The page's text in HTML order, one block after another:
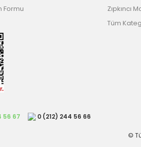
Formu
Zıpkıncı
Tüm
56 67 0 (212) 244 56 66
©